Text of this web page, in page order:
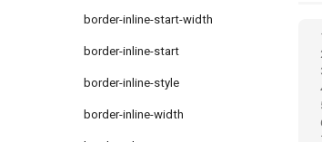
border-inline-start-width
border-inline-start
border-inline-style
border-inline-width